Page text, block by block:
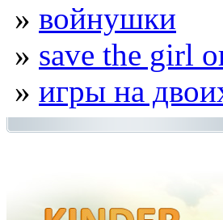
» войнушки
» save the girl
» игры на